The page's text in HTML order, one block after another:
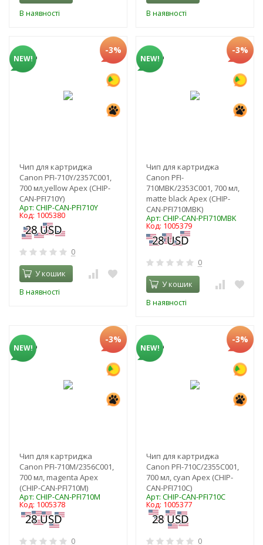
В наявності В наявності
NEW!
-3%
Чип для картриджа
Canon PFI-710Y/2357C001,
700 мл,yellow Apex (CHIP-
CAN-PFI710Y)
Арт: CHIP-CAN-PFI710Y
Код: 1005380
0
У кошик
В наявності
NEW!
-3%
Чип для картриджа
Canon PFI-
710MBK/2353C001, 700 мл,
matte black Apex (CHIP-
CAN-PFI710MBK)
Арт: CHIP-CAN-PFI710MBK
Код: 1005379
0
У кошик
В наявності
NEW!
-3%
Чип для картриджа
Canon PFI-710M/2356C001,
700 мл, magenta Apex
(CHIP-CAN-PFI710M)
Арт: CHIP-CAN-PFI710M
Код: 1005378
0
NEW!
-3%
Чип для картриджа
Canon PFI-710C/2355C001,
700 мл, cyan Apex (CHIP-
CAN-PFI710C)
Арт: CHIP-CAN-PFI710C
Код: 1005377
0